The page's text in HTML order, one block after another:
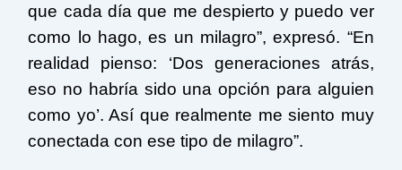
que cada día que me despierto y puedo ver
como lo hago, es un milagro”, expresó. “En
realidad pienso: ‘Dos generaciones atrás,
eso no habría sido una opción para alguien
como yo’. Así que realmente me siento muy
conectada con ese tipo de milagro”.